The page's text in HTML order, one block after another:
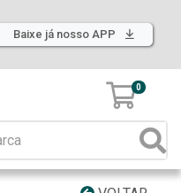
Baixe já nosso APP
0